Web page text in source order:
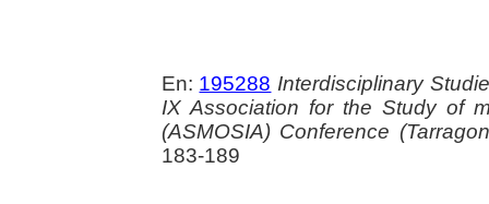
En: 195288 Interdisciplinary
IX Association for the Study of
(ASMOSIA) Conference
183-189